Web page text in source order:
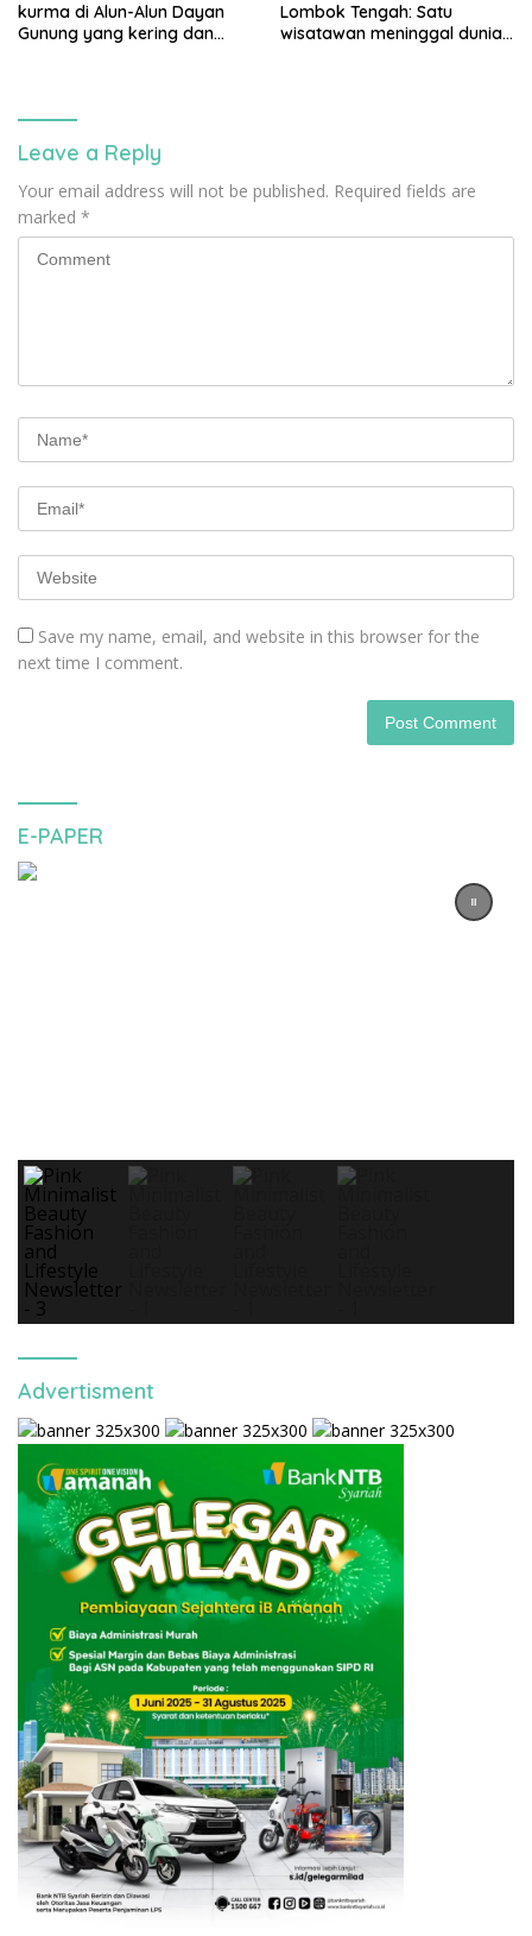
kurma di Alun-Alun Dayan
Gunung yang kering dan
Lombok Tengah: Satu
wisatawan meninggal dunia
Leave a Reply
Your email address will not be published. Required fields are
marked *
Save my name, email, and website in this browser for the
next time I comment.
E-PAPER
Advertisment